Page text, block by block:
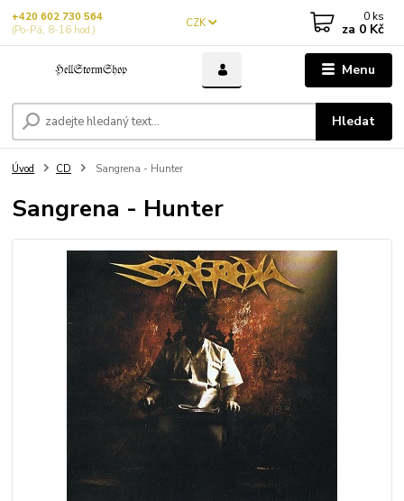
Menu
CZK
Hledat
+420 602 730 564
(Po-Pá, 8-16 hod.)
0 ks
za 0 Kč
Úvod CD Sangrena - Hunter
Sangrena - Hunter